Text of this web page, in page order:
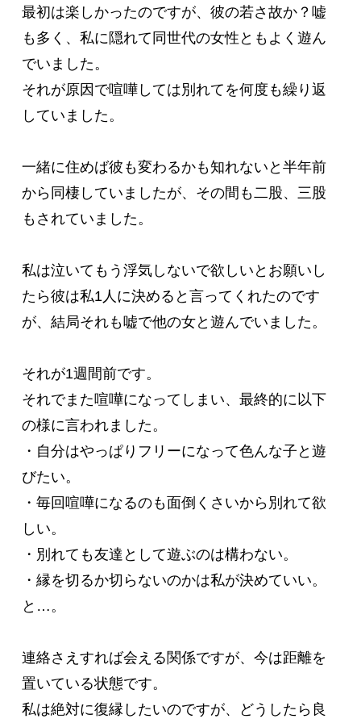
最初は楽しかったのですが、彼の若さ故か？嘘
も多く、私に隠れて同世代の女性ともよく遊ん
でいました。
それが原因で喧嘩しては別れてを何度も繰り返
していました。
一緒に住めば彼も変わるかも知れないと半年前
から同棲していましたが、その間も二股、三股
もされていました。
私は泣いてもう浮気しないで欲しいとお願いし
たら彼は私1人に決めると言ってくれたのです
が、結局それも嘘で他の女と遊んでいました。
それが1週間前です。
それでまた喧嘩になってしまい、最終的に以下
の様に言われました。
・自分はやっぱりフリーになって色んな子と遊
びたい。
・毎回喧嘩になるのも面倒くさいから別れて欲
しい。
・別れても友達として遊ぶのは構わない。
・縁を切るか切らないのかは私が決めていい。
と…。
連絡さえすれば会える関係ですが、今は距離を
置いている状態です。
私は絶対に復縁したいのですが、どうしたら良